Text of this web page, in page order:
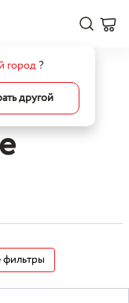
город?
другой
фильтры